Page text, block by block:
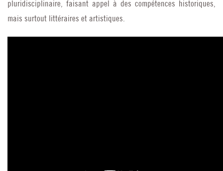
pluridisciplinaire, faisant appel à des compétences historiques,
mais surtout littéraires et artistiques.